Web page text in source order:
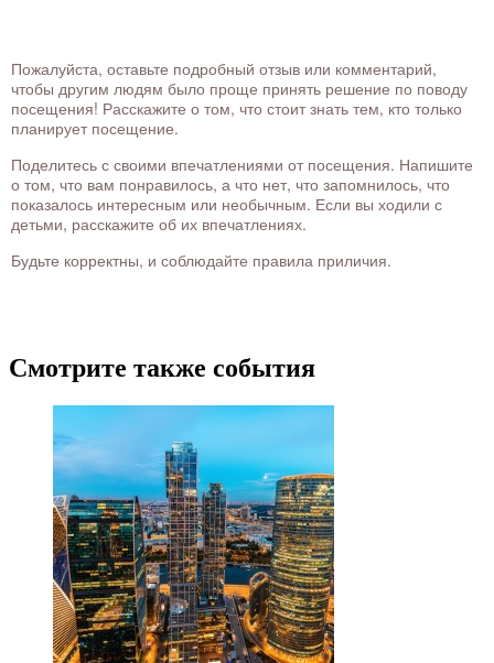
Пожалуйста, оставьте подробный отзыв или комментарий,
чтобы другим людям было проще принять решение по поводу
посещения! Расскажите о том, что стоит знать тем, кто только
планирует посещение.
Поделитесь с своими впечатлениями от посещения. Напишите
о том, что вам понравилось, а что нет, что запомнилось, что
показалось интересным или необычным. Если вы ходили с
детьми, расскажите об их впечатлениях.
Будьте корректны, и соблюдайте правила приличия.
Смотрите также события